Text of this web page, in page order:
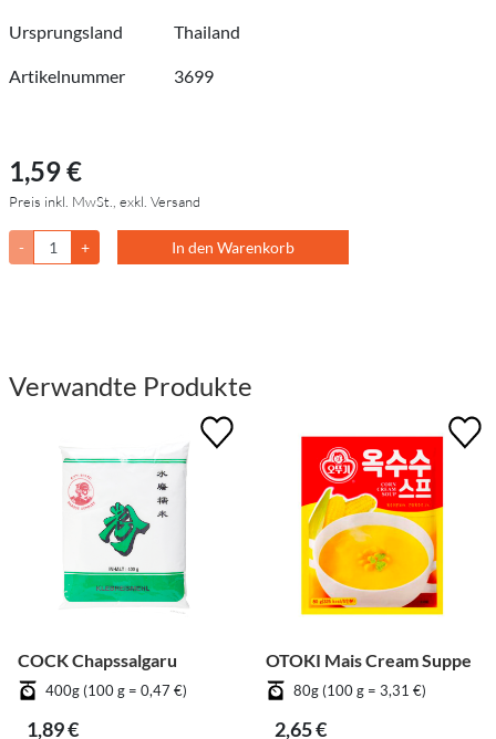
Ursprungsland Thailand
Artikelnummer 3699
1,59 €
Preis inkl. MwSt., exkl. Versand
- + In den Warenkorb
Verwandte Produkte
COCK Chapssalgaru
400g (100 g = 0,47 €)
1,89 €
OTOKI Mais Cream Suppe
80g (100 g = 3,31 €)
2,65 €